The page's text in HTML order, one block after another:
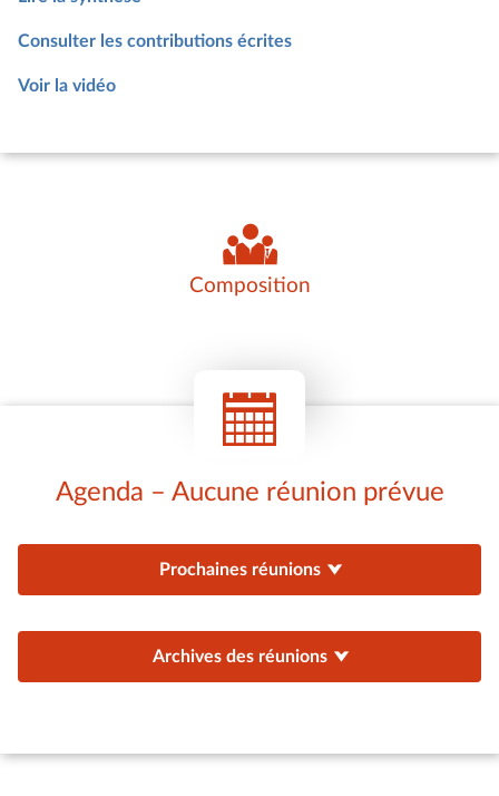
Consulter les contributions écrites
Voir la vidéo
Composition
Agenda – Aucune réunion prévue
Prochaines réunions
Archives des réunions